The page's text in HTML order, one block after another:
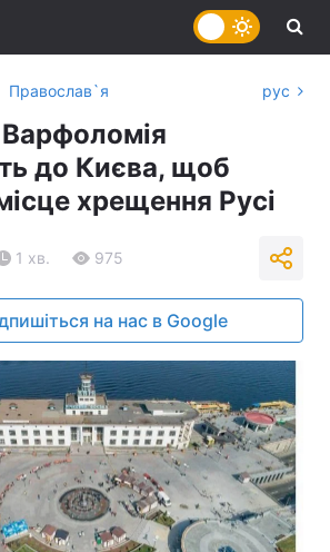
Православ`я рус
Варфоломія
до Києва, щоб
хрещення Русі
1 хв. 975
на нас в Google